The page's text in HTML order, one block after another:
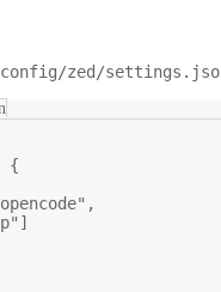
zed/
{
,
]